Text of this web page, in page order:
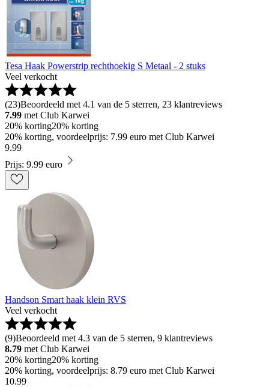
Tesa Haak Powerstrip rechthoekig S Metaal - 2 stuks
Veel verkocht
(23)Beoordeeld met 4.1 van de 5 sterren, 23 klantreviews
7.99 met Club Karwei
20% korting20% korting
20% korting, voordeelprijs: 7.99 euro met Club Karwei
9.99
Prijs: 9.99 euro
Handson Smart haak klein RVS
Veel verkocht
(9)Beoordeeld met 4.3 van de 5 sterren, 9 klantreviews
8.79 met Club Karwei
20% korting20% korting
20% korting, voordeelprijs: 8.79 euro met Club Karwei
10.99